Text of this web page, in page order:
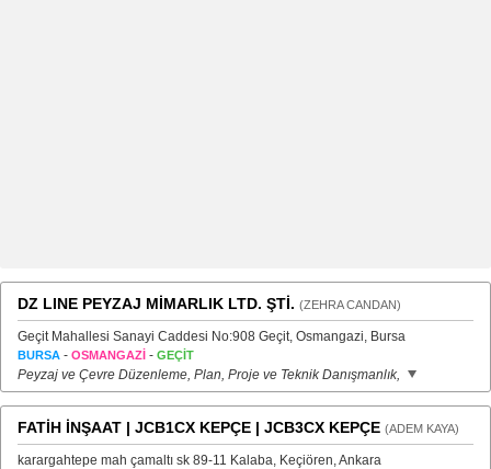
DZ LINE PEYZAJ MİMARLIK LTD. ŞTİ. (ZEHRA CANDAN)
Geçit Mahallesi Sanayi Caddesi No:908 Geçit, Osmangazi, Bursa
BURSA - OSMANGAZİ - GEÇİT
Peyzaj ve Çevre Düzenleme, Plan, Proje ve Teknik Danışmanlık,
FATİH İNŞAAT | JCB1CX KEPÇE | JCB3CX KEPÇE (ADEM KAYA)
karargahtepe mah çamaltı sk 89-11 Kalaba, Keçiören, Ankara